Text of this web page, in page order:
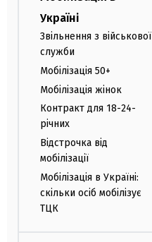
Україні
Звільнення з військової
служби
Мобілізація 50+
Мобілізація жінок
Контракт для 18-24-
річних
Відстрочка від
мобілізації
Мобілізація в Україні:
скільки осіб мобілізує
ТЦК